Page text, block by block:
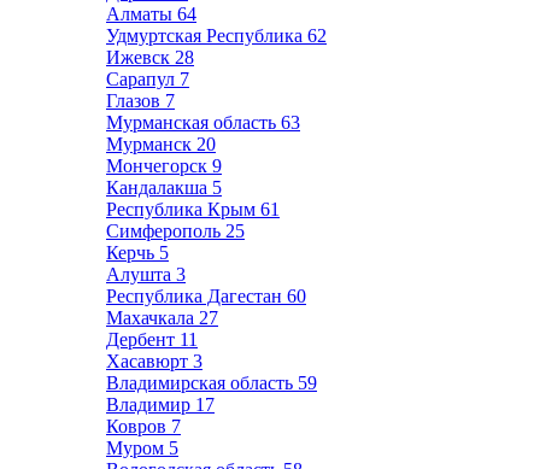
Алматы 64
Удмуртская Республика 62
Ижевск 28
Сарапул 7
Глазов 7
Мурманская область 63
Мурманск 20
Мончегорск 9
Кандалакша 5
Республика Крым 61
Симферополь 25
Керчь 5
Алушта 3
Республика Дагестан 60
Махачкала 27
Дербент 11
Хасавюрт 3
Владимирская область 59
Владимир 17
Ковров 7
Муром 5